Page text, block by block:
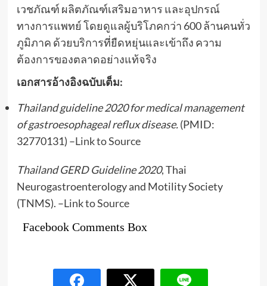
เวชภัณฑ์ ผลิตภัณฑ์เสริมอาหาร และอุปกรณ์
ทางการแพทย์ โดยดูแลผู้บริโภคกว่า 600 ล้านคนทั่ว
ภูมิภาค ด้วยบริการที่ยืดหยุ่นและเข้าถึง ความ
ต้องการของตลาดอย่างแท้จริง
เอกสารอ้างอิงฉบับเต็ม:
Thailand guideline 2020 for medical management
of gastroesophageal reflux disease.(PMID:
32770131) –Link to Source
Thailand GERD Guideline 2020, Thai
Neurogastroenterology and Motility Society
(TNMS). –Link to Source
Facebook Comments Box